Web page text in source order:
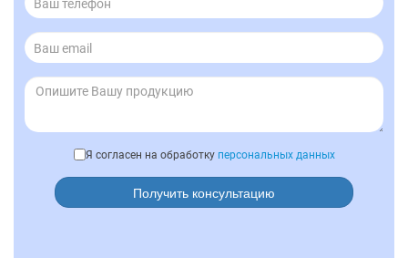
Я согласен на обработку персональных данных
Получить консультацию